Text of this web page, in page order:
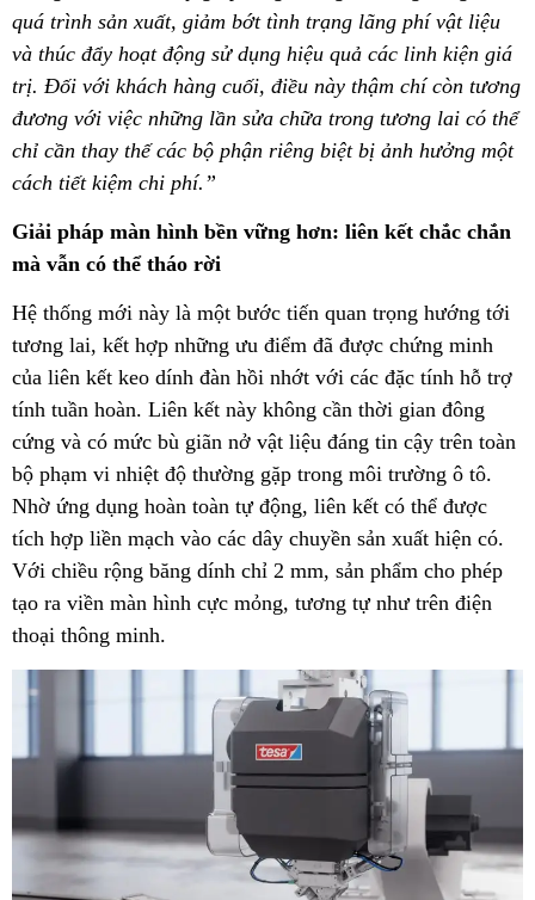
quá trình sản xuất, giảm bớt tình trạng lãng phí vật liệu
và thúc đẩy hoạt động sử dụng hiệu quả các linh kiện giá
trị. Đối với khách hàng cuối, điều này thậm chí còn tương
đương với việc những lần sửa chữa trong tương lai có thể
chỉ cần thay thế các bộ phận riêng biệt bị ảnh hưởng một
cách tiết kiệm chi phí.”
Giải pháp màn hình bền vững hơn: liên kết chắc chắn
mà vẫn có thể tháo rời
Hệ thống mới này là một bước tiến quan trọng hướng tới
tương lai, kết hợp những ưu điểm đã được chứng minh
của liên kết keo dính đàn hồi nhớt với các đặc tính hỗ trợ
tính tuần hoàn. Liên kết này không cần thời gian đông
cứng và có mức bù giãn nở vật liệu đáng tin cậy trên toàn
bộ phạm vi nhiệt độ thường gặp trong môi trường ô tô.
Nhờ ứng dụng hoàn toàn tự động, liên kết có thể được
tích hợp liền mạch vào các dây chuyền sản xuất hiện có.
Với chiều rộng băng dính chỉ 2 mm, sản phẩm cho phép
tạo ra viền màn hình cực mỏng, tương tự như trên điện
thoại thông minh.